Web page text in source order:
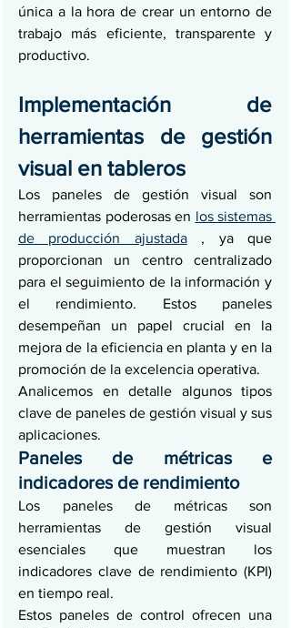
única a la hora de crear un entorno de
trabajo más eficiente, transparente y
productivo.
Implementación de
herramientas de gestión
visual en tableros
Los paneles de gestión visual son
herramientas poderosas en los sistemas
de producción ajustada , ya que
proporcionan un centro centralizado
para el seguimiento de la información y
el rendimiento. Estos paneles
desempeñan un papel crucial en la
mejora de la eficiencia en planta y en la
promoción de la excelencia operativa.
Analicemos en detalle algunos tipos
clave de paneles de gestión visual y sus
aplicaciones.
Paneles de métricas e
indicadores de rendimiento
Los paneles de métricas son
herramientas de gestión visual
esenciales que muestran los
indicadores clave de rendimiento (KPI)
en tiempo real.
Estos paneles de control ofrecen una